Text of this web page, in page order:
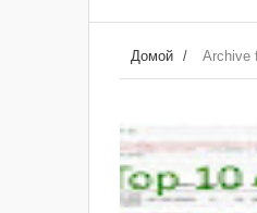
Домой / Archive